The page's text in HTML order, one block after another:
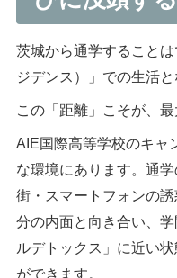
茨城から通学すること
ジデンス）」での生活と
この「距離」こそが、
AIE国際高等学校のキャ
な環境にあります。通
街・スマートフォンの
分の内面と向き合い、
ルデトックス」に近い
ができます。